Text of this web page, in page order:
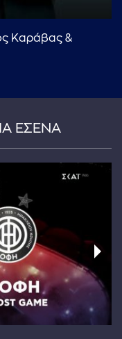
αναζήτηση
Καράβας &
ΕΣΕΝΑ